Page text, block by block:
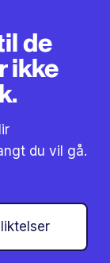
de
ikke
du vil gå.